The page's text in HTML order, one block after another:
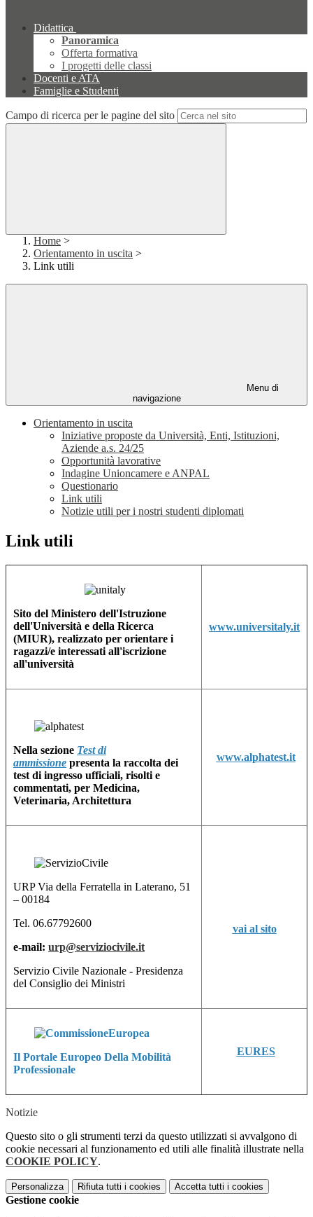
Didattica
Panoramica
Offerta formativa
I progetti delle classi
Docenti e ATA
Famiglie e Studenti
Campo di ricerca per le pagine del sito
Home >
Orientamento in uscita >
Link utili
Menu di
navigazione
Orientamento in uscita
Iniziative proposte da Università, Enti, Istituzioni,
Aziende a.s. 24/25
Opportunità lavorative
Indagine Unioncamere e ANPAL
Questionario
Link utili
Notizie utili per i nostri studenti diplomati
Link utili
Sito del Ministero dell'Istruzione
dell'Università e della Ricerca
(MIUR), realizzato per orientare i
ragazzi/e interessati all'iscrizione
all'università
www.universitaly.it
Nella sezione Test di
ammissione presenta la raccolta dei
test di ingresso ufficiali, risolti e
commentati, per Medicina,
Veterinaria, Architettura
www.alphatest.it
URP Via della Ferratella in Laterano, 51
– 00184
Tel. 06.67792600
e-mail: urp@serviziocivile.it
Servizio Civile Nazionale - Presidenza
del Consiglio dei Ministri
vai al sito
Il Portale Europeo Della Mobilità
Professionale
EURES
Notizie
Questo sito o gli strumenti terzi da questo utilizzati si avvalgono di
cookie necessari al funzionamento ed utili alle finalità illustrate nella
COOKIE POLICY.
Personalizza Rifiuta tutti i cookies Accetta tutti i cookies
Gestione cookie